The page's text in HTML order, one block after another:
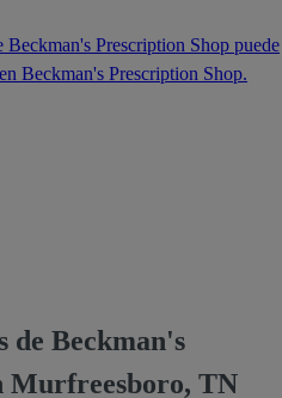
Beckman's Prescription Shop puede
Beckman's Prescription Shop.
de Beckman's
Murfreesboro, TN